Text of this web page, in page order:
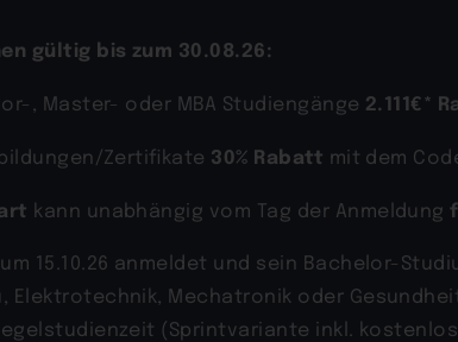
gültig bis zum 30.08.26:
, Master- oder MBA Studiengänge 2.111€*
Zertifikate 30% Rabatt mit dem
kann unabhängig vom Tag der Anmeldung
15.10.26 anmeldet und sein Bachelor-
Elektrotechnik, Mechatronik oder
(Sprintvariante inkl.